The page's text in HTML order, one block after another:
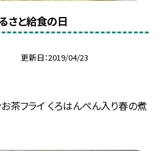
さと給食の日
更新日 2019/04/23
茶フライ くろはんぺん入り春の煮